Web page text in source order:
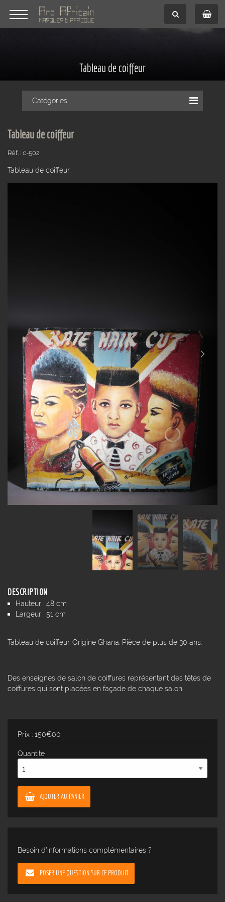
Tableau de coiffeur
Catégories
Tableau de coiffeur
Réf. : c-502
Tableau de coiffeur.
DESCRIPTION
Hauteur : 48 cm
Largeur : 51 cm
Tableau de coiffeur. Origine Ghana. Pièce de plus de 30 ans.
Des enseignes de salon de coiffures représentant des têtes de
coiffures qui sont placées en façade de chaque salon.
Prix : 150€00
Quantité
AJOUTER AU PANIER
Besoin d'informations complémentaires ?
POSER UNE QUESTION SUR CE PRODUIT